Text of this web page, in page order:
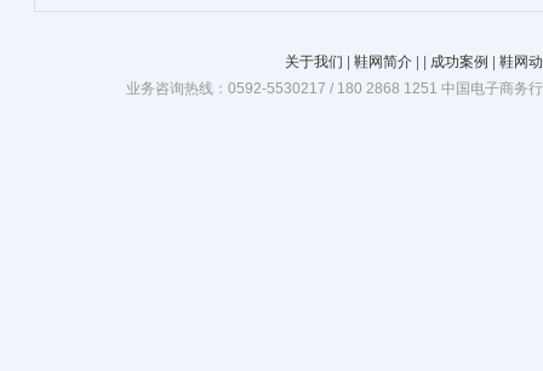
关于我们 鞋网简介 成功案例
鞋网
业务咨询热线：0592-5530217 / 180 2868 1251 中国电子商务